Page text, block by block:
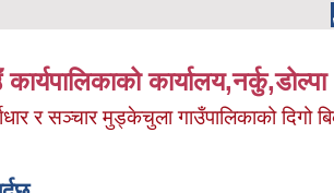
कार्यालय,नर्कु,डोल्पा
र सञ्चार मुड्केचुला गाउँपालिकाको